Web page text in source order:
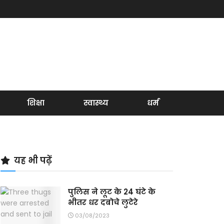
शिक्षा स्वास्थ्य धर्म
यह भी पढ़ें
पुलिस ने लूट के 24 घंटे के
भीतर धर दबोचे लुटेरे
03/08/2023